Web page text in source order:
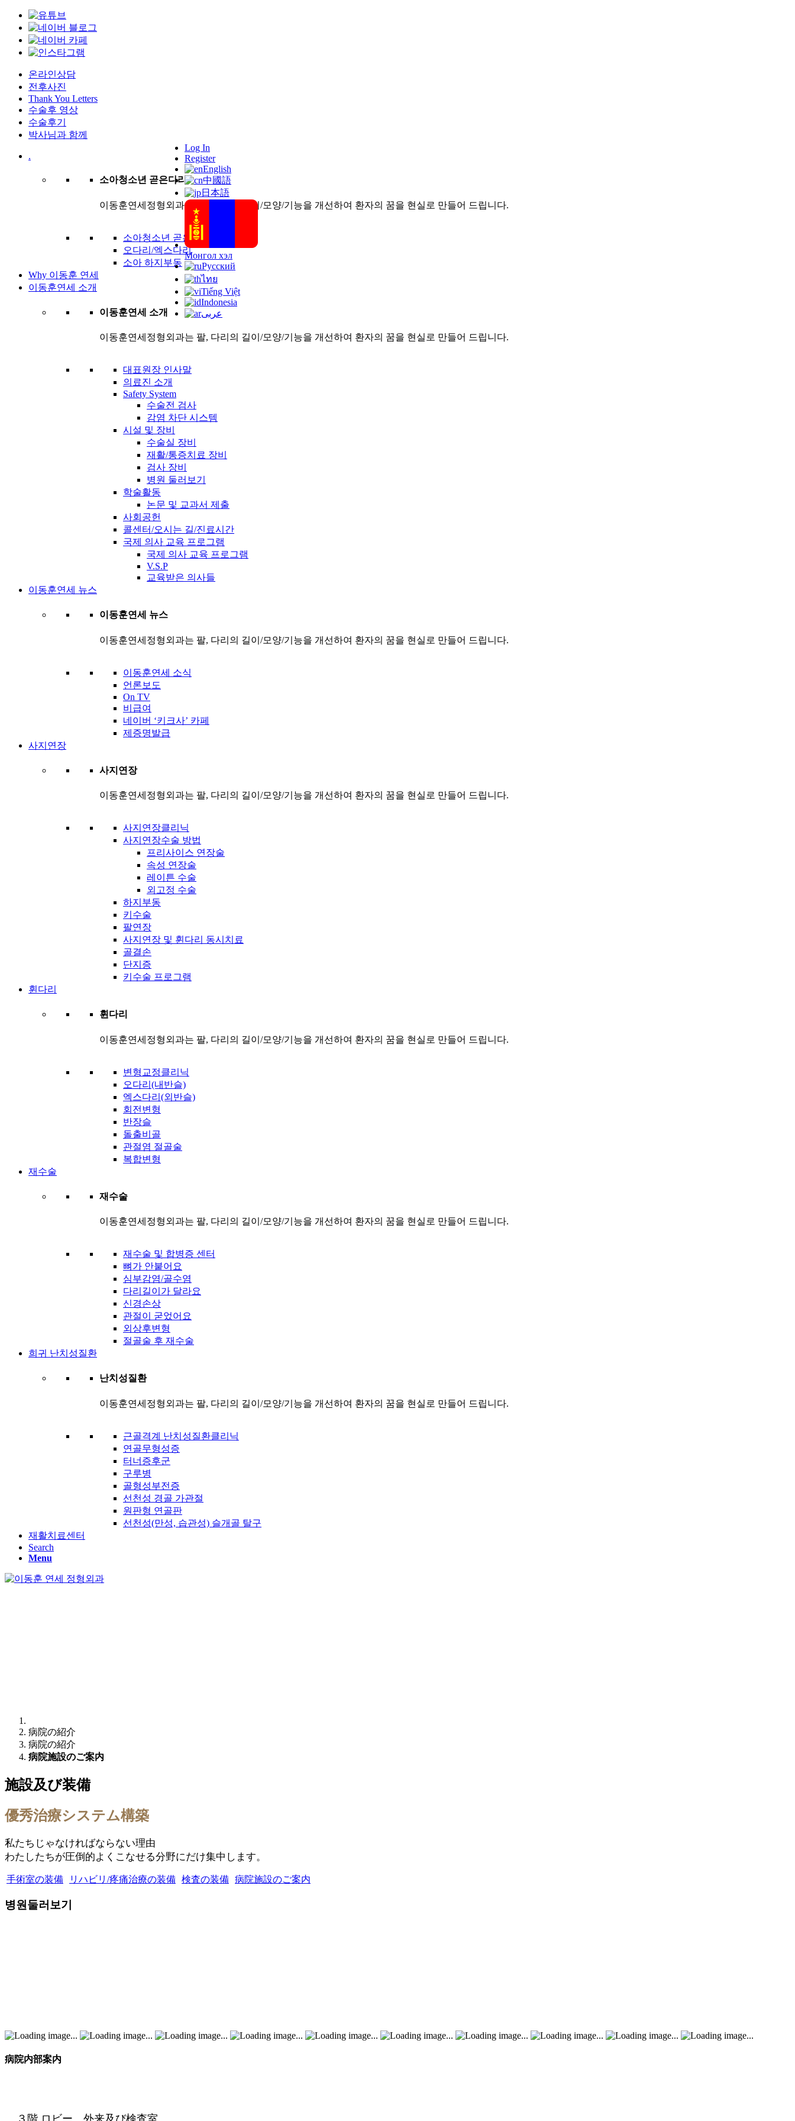
온라인상담
전후사진
Thank You Letters
수술후 영상
수술후기
박사님과 함께
Log In
Register
English
中國語
日本語
Монгол хэл
Русский
ไทย
Tiếng Việt
Indonesia
عربى
.
소아청소년 곧은다리
이동훈연세정형외과는 팔, 다리의 길이/모양/기능을 개선하여 환자의 꿈을 현실로 만들어 드립니다.
소아청소년 곧은다리 클리닉
오다리/엑스다리
소아 하지부동
Why 이동훈 연세
이동훈연세 소개
이동훈연세 소개
이동훈연세정형외과는 팔, 다리의 길이/모양/기능을 개선하여 환자의 꿈을 현실로 만들어 드립니다.
대표원장 인사말
의료진 소개
Safety System
수술전 검사
감염 차단 시스템
시설 및 장비
수술실 장비
재활/통증치료 장비
검사 장비
병원 둘러보기
학술활동
논문 및 교과서 제출
사회공헌
콜센터/오시는 길/진료시간
국제 의사 교육 프로그램
국제 의사 교육 프로그램
V.S.P
교육받은 의사들
이동훈연세 뉴스
이동훈연세 뉴스
이동훈연세정형외과는 팔, 다리의 길이/모양/기능을 개선하여 환자의 꿈을 현실로 만들어 드립니다.
이동훈연세 소식
언론보도
On TV
비급여
네이버 ‘키크사’ 카페
제증명발급
사지연장
사지연장
이동훈연세정형외과는 팔, 다리의 길이/모양/기능을 개선하여 환자의 꿈을 현실로 만들어 드립니다.
사지연장클리닉
사지연장수술 방법
프리사이스 연장술
속성 연장술
레이튼 수술
외고정 수술
하지부동
키수술
팔연장
사지연장 및 휜다리 동시치료
골결손
단지증
키수술 프로그램
휜다리
휜다리
이동훈연세정형외과는 팔, 다리의 길이/모양/기능을 개선하여 환자의 꿈을 현실로 만들어 드립니다.
변형교정클리닉
오다리(내반슬)
엑스다리(외반슬)
회전변형
반장슬
돌출비골
관절염 절골술
복합변형
재수술
재수술
이동훈연세정형외과는 팔, 다리의 길이/모양/기능을 개선하여 환자의 꿈을 현실로 만들어 드립니다.
재수술 및 합병증 센터
뼈가 안붙어요
심부감염/골수염
다리길이가 달라요
신경손상
관절이 굳었어요
외상후변형
절골술 후 재수술
희귀 난치성질환
난치성질환
이동훈연세정형외과는 팔, 다리의 길이/모양/기능을 개선하여 환자의 꿈을 현실로 만들어 드립니다.
근골격계 난치성질환클리닉
연골무형성증
터너증후군
구루병
골형성부전증
선천성 경골 가관절
원판형 연골판
선천성(만성, 습관성) 슬개골 탈구
재활치료센터
Search
Menu
病院の紹介
病院の紹介
病院施設のご案内
施設及び装備
優秀治療システム構築
私たちじゃなければならない理由
わたしたちが圧倒的よくこなせる分野にだけ集中します。
手術室の装備 リハビリ/疼痛治療の装備 検査の装備 病院施設のご案内
병원둘러보기
病院内部案内